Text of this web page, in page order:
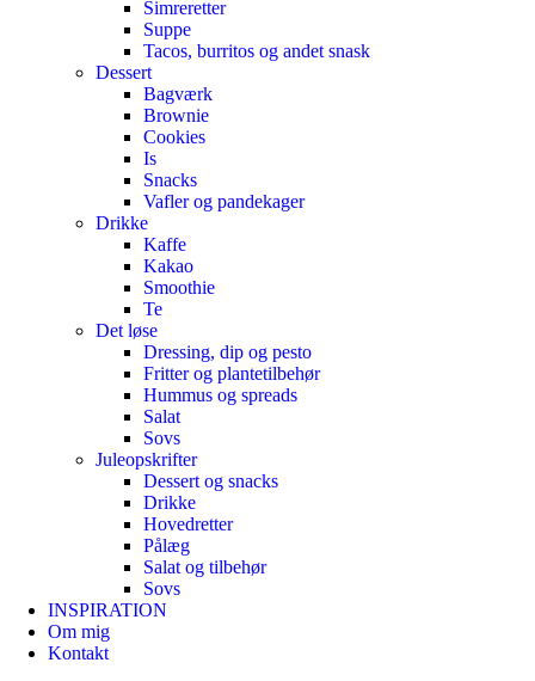
Simreretter
Suppe
Tacos, burritos og andet snask
Dessert
Bagværk
Brownie
Cookies
Is
Snacks
Vafler og pandekager
Drikke
Kaffe
Kakao
Smoothie
Te
Det løse
Dressing, dip og pesto
Fritter og plantetilbehør
Hummus og spreads
Salat
Sovs
Juleopskrifter
Dessert og snacks
Drikke
Hovedretter
Pålæg
Salat og tilbehør
Sovs
INSPIRATION
Om mig
Kontakt